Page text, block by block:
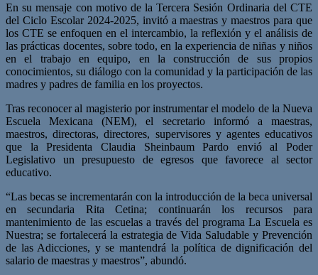
En su mensaje con motivo de la Tercera Sesión Ordinaria del CTE
del Ciclo Escolar 2024-2025, invitó a maestras y maestros para que
los CTE se enfoquen en el intercambio, la reflexión y el análisis de
las prácticas docentes, sobre todo, en la experiencia de niñas y niños
en el trabajo en equipo, en la construcción de sus propios
conocimientos, su diálogo con la comunidad y la participación de las
madres y padres de familia en los proyectos.
Tras reconocer al magisterio por instrumentar el modelo de la Nueva
Escuela Mexicana (NEM), el secretario informó a maestras,
maestros, directoras, directores, supervisores y agentes educativos
que la Presidenta Claudia Sheinbaum Pardo envió al Poder
Legislativo un presupuesto de egresos que favorece al sector
educativo.
“Las becas se incrementarán con la introducción de la beca universal
en secundaria Rita Cetina; continuarán los recursos para
mantenimiento de las escuelas a través del programa La Escuela es
Nuestra; se fortalecerá la estrategia de Vida Saludable y Prevención
de las Adicciones, y se mantendrá la política de dignificación del
salario de maestras y maestros”, abundó.